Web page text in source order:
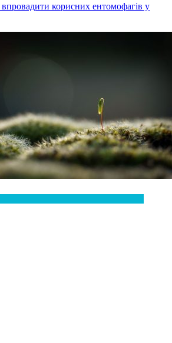
впровадити корисних ентомофагів у